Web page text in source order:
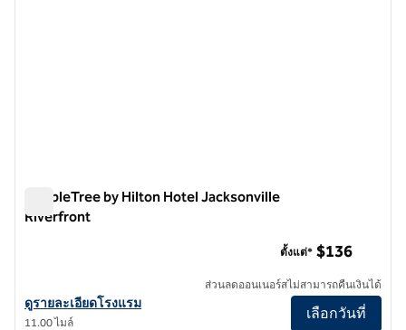
DoubleTree by Hilton Hotel Jacksonville
Riverfront
ดูรายละเอียดโรงแรม DoubleTree by Hilton Hotel Jacksonville
ดูรายละเอียดโรงแรม
11.00 ไมล์
ตั้งแต่* $136
ส่วนลดออนเนอร์สไม่สามารถคืนเงินได้
เลือกวันที่